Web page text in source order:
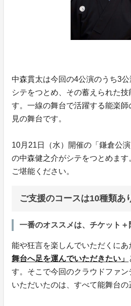
（写真＝中
中森貫太は今回の4公演のうち3
シテをつとめ、その蓄えられた技
す。一線の舞台で活躍する能楽
見の舞台です。
10月21日（水）開催の「鎌倉公
の中森健之介がシテをつとめま
ご堪能ください。
ご支援のコースは10種類あ
一番のオススメは、チケット＋
能や狂言を楽しんでいただくにあ
舞台へ足を運んでいただきたい」
す。そこで今回のクラウドファ
いただいたのは、すべて能舞台の